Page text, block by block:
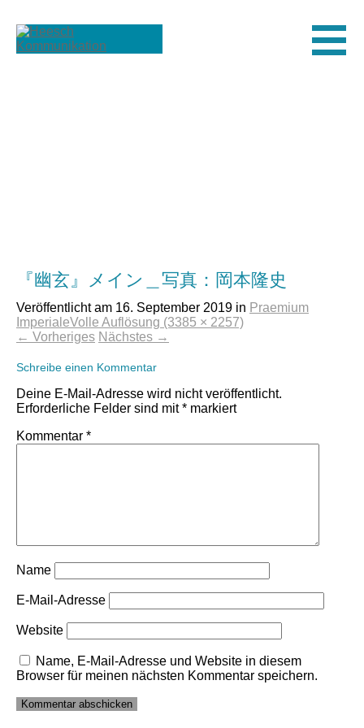
『幽玄』メイン＿写真：岡本隆史
Veröffentlicht am 16. September 2019 in Praemium
ImperialeVolle Auflösung (3385 × 2257)
← Vorheriges Nächstes →
Schreibe einen Kommentar
Deine E-Mail-Adresse wird nicht veröffentlicht.
Erforderliche Felder sind mit* markiert
Kommentar *
Name
E-Mail-Adresse
Website
Name, E-Mail-Adresse und Website in diesem
Browser für meinen nächsten Kommentar speichern.